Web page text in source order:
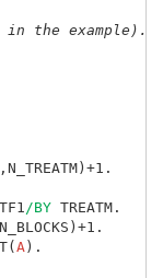
the example).
/BY
A